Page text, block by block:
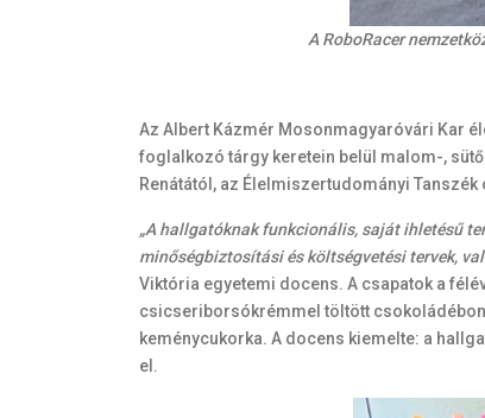
A RoboRacer
Az Albert Kázmér Mosonmagyaróvári Kar
foglalkozó tárgy keretein belül malom-,
Renátától, az Élelmiszertudományi
„A hallgatóknak funkcionális, saját ihletésű
minőségbiztosítási és költségvetési tervek,
Viktória egyetemi docens. A csapatok a
csicseriborsókrémmel töltött
keménycukorka. A docens kiemelte: a
el.